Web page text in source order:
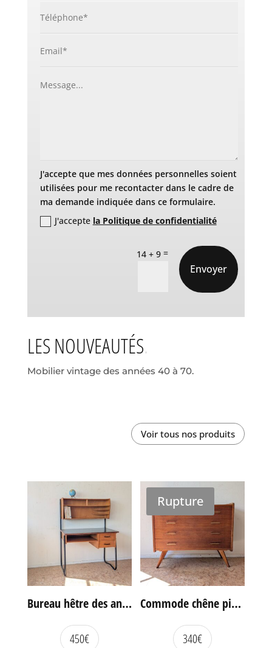
J'accepte que mes données personnelles soient
utilisées pour me recontacter dans le cadre de
ma demande indiquée dans ce formulaire.
J'accepte la Politique de confidentialité
14 + 9 =
Envoyer
LES NOUVEAUTÉS
Mobilier vintage des années 40 à 70.
Voir tous nos produits
Bureau hêtre des années 60
450€
Rupture
Commode chêne pieds compas vintage
340€